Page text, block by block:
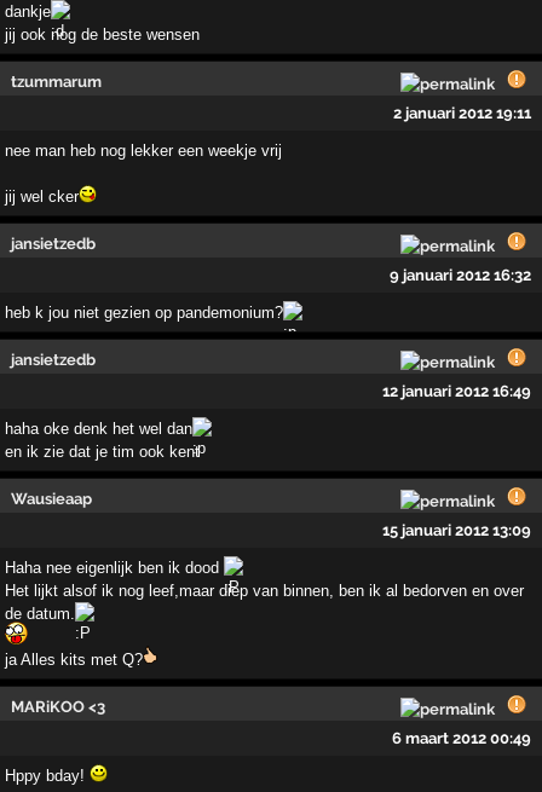
dankje
jij ook nog de beste wensen
tzummarum
2 januari 2012 19:11
nee man heb nog lekker een weekje vrij
jij wel cker
jansietzedb
9 januari 2012 16:32
heb k jou niet gezien op pandemonium?
jansietzedb
12 januari 2012 16:49
haha oke denk het wel dan
en ik zie dat je tim ook kent
Wausieaap
15 januari 2012 13:09
Haha nee eigenlijk ben ik dood
Het lijkt alsof ik nog leef,maar diep van binnen, ben ik al bedorven en over
de datum.
ja Alles kits met Q?
MARiKOO <3
6 maart 2012 00:49
Hppy bday!